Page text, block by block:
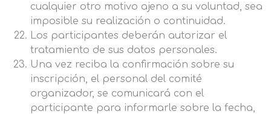
cualquier otro motivo ajeno a su voluntad, sea
imposible su realización o continuidad.
Los participantes deberán autorizar el
tratamiento de sus datos personales.
Una vez reciba la confirmación sobre su
inscripción, el personal del comité
organizador, se comunicará con el
participante para informarle sobre la fecha,